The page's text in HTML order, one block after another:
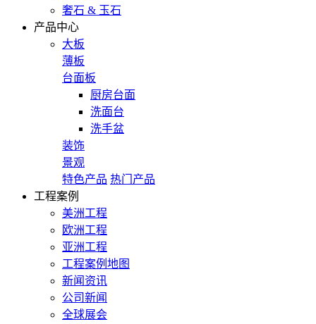
奢石 & 玉石
产品中心
大板
薄板
台面板
厨房台面
洗面台
洗手盆
装饰
景观
特色产品 热门产品
工程案例
美洲工程
欧洲工程
亚洲工程
工程案例地图
新闻资讯
公司新闻
全球展会